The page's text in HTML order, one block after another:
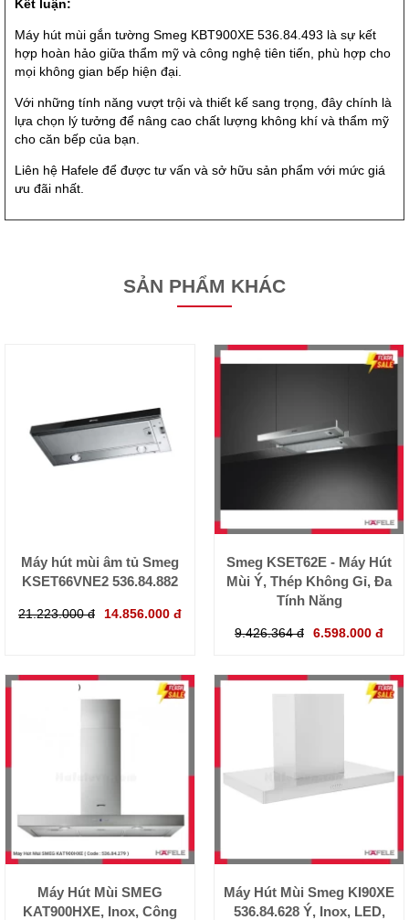
Kết luận:
Máy hút mùi gắn tường Smeg KBT900XE 536.84.493 là sự kết
hợp hoàn hảo giữa thẩm mỹ và công nghệ tiên tiến, phù hợp cho
mọi không gian bếp hiện đại.
Với những tính năng vượt trội và thiết kế sang trọng, đây chính là
lựa chọn lý tưởng để nâng cao chất lượng không khí và thẩm mỹ
cho căn bếp của bạn.
Liên hệ Hafele để được tư vấn và sở hữu sản phẩm với mức giá
ưu đãi nhất.
SẢN PHẨM KHÁC
Máy hút mùi âm tủ Smeg
KSET66VNE2 536.84.882
21.223.000 đ 14.856.000 đ
Smeg KSET62E - Máy Hút
Mùi Ý, Thép Không Gỉ, Đa
Tính Năng
9.426.364 đ 6.598.000 đ
Máy Hút Mùi SMEG
KAT900HXE, Inox, Công
Máy Hút Mùi Smeg KI90XE
536.84.628 Ý, Inox, LED,